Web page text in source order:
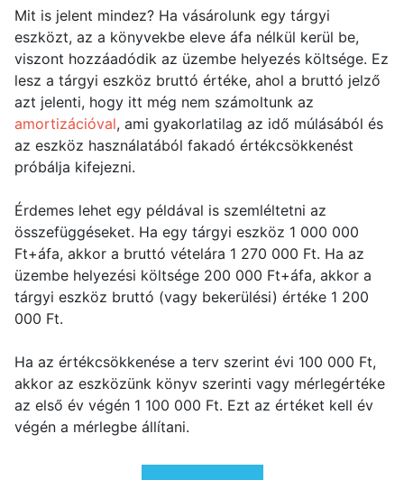
Mit is jelent mindez? Ha vásárolunk egy tárgyi
eszközt, az a könyvekbe eleve áfa nélkül kerül be,
viszont hozzáadódik az üzembe helyezés költsége. Ez
lesz a tárgyi eszköz bruttó értéke, ahol a bruttó jelző
azt jelenti, hogy itt még nem számoltunk az
amortizációval, ami gyakorlatilag az idő múlásából és
az eszköz használatából fakadó értékcsökkenést
próbálja kifejezni.
Érdemes lehet egy példával is szemléltetni az
összefüggéseket. Ha egy tárgyi eszköz 1 000 000
Ft+áfa, akkor a bruttó vételára 1 270 000 Ft. Ha az
üzembe helyezési költsége 200 000 Ft+áfa, akkor a
tárgyi eszköz bruttó (vagy bekerülési) értéke 1 200
000 Ft.
Ha az értékcsökkenése a terv szerint évi 100 000 Ft,
akkor az eszközünk könyv szerinti vagy mérlegértéke
az első év végén 1 100 000 Ft. Ezt az értéket kell év
végén a mérlegbe állítani.